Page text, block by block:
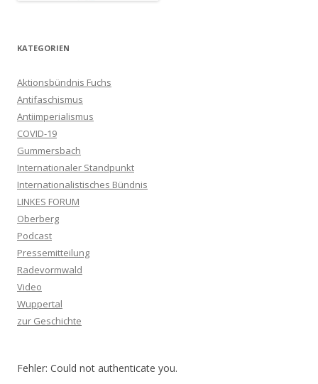
KATEGORIEN
Aktionsbündnis Fuchs
Antifaschismus
Antiimperialismus
COVID-19
Gummersbach
Internationaler Standpunkt
Internationalistisches Bündnis
LINKES FORUM
Oberberg
Podcast
Pressemitteilung
Radevormwald
Video
Wuppertal
zur Geschichte
Fehler: Could not authenticate you.